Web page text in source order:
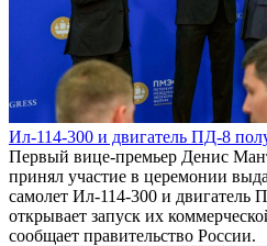
Ил-114-300 и двигатель ПД-8
Первый вице-премьер Денис
принял участие в церемонии
самолет Ил-114-300 и двигатель
открывает запуск их
сообщает правительство России.